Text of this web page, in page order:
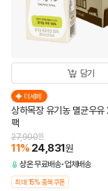
담기
더세페
상하목장 유기농 멸균우
팩
27,900원
11% 24,831원
상온무료배송 업체배송
최대 15% 중복쿠폰